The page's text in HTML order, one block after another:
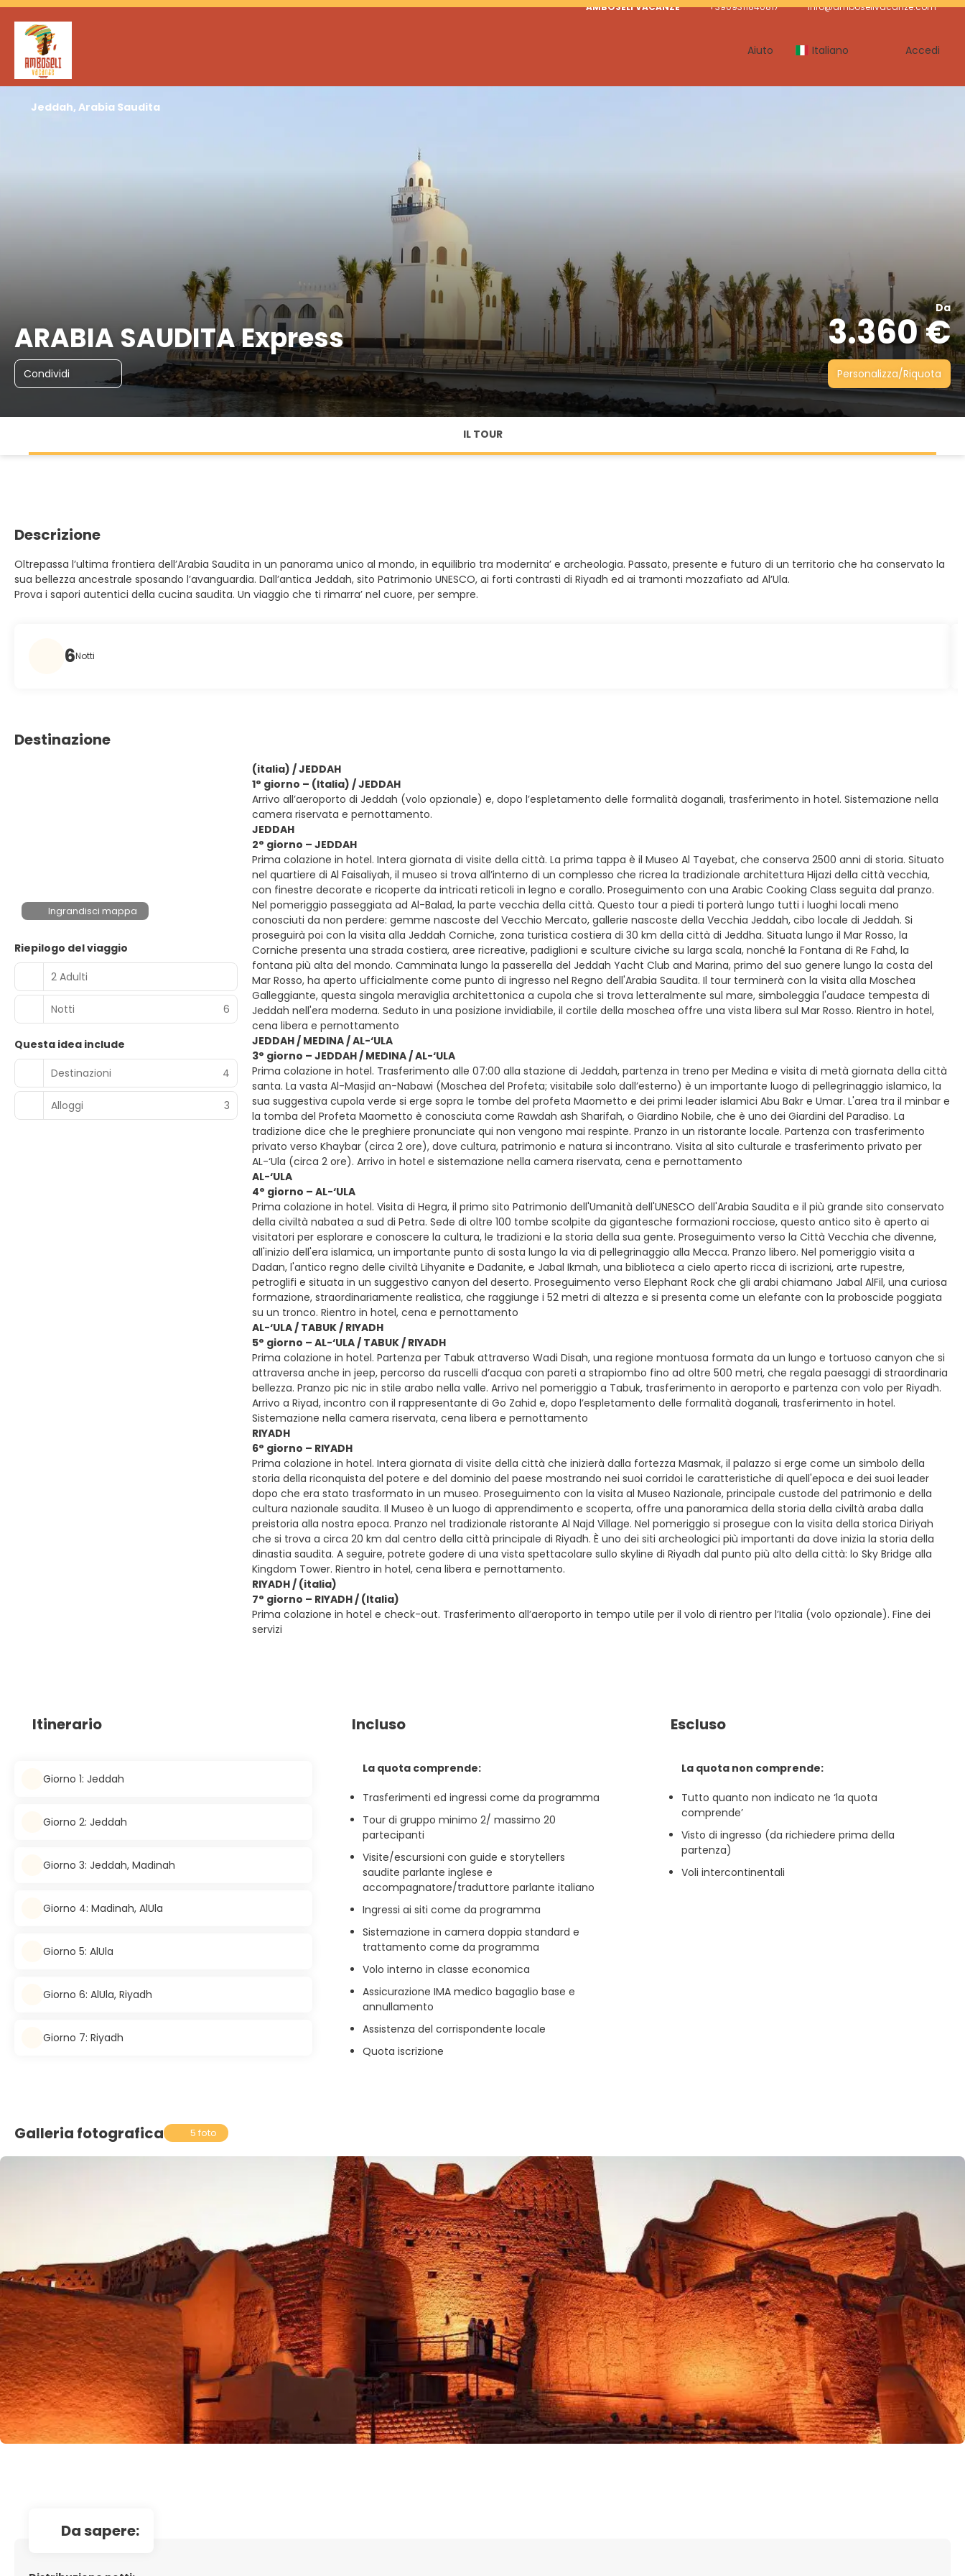
AMBOSELI VACANZE +3909311840817 info@amboselivacanze.com
Aiuto Italiano Accedi
ARABIA SAUDITA Express
Da
3.360 €
Condividi Personalizza/Riquota
Jeddah, Arabia Saudita
IL TOUR
Descrizione
Oltrepassa l’ultima frontiera dell’Arabia Saudita in un panorama unico al mondo, in equilibrio tra modernita’ e archeologia. Passato, presente e futuro di un territorio che ha conservato la
sua bellezza ancestrale sposando l’avanguardia. Dall’antica Jeddah, sito Patrimonio UNESCO, ai forti contrasti di Riyadh ed ai tramonti mozzafiato ad Al’Ula.
Prova i sapori autentici della cucina saudita. Un viaggio che ti rimarra’ nel cuore, per sempre.
6Notti
Destinazione
Ingrandisci mappa
Riepilogo del viaggio
2 Adulti
Notti 6
Questa idea include
Destinazioni
4
Alloggi 3
(italia) / JEDDAH
1° giorno – (Italia) / JEDDAH
Arrivo all’aeroporto di Jeddah (volo opzionale) e, dopo l’espletamento delle formalità doganali, trasferimento in hotel. Sistemazione nella
camera riservata e pernottamento.
JEDDAH
2° giorno – JEDDAH
Prima colazione in hotel. Intera giornata di visite della città. La prima tappa è il Museo Al Tayebat, che conserva 2500 anni di storia. Situato
nel quartiere di Al Faisaliyah, il museo si trova all’interno di un complesso che ricrea la tradizionale architettura Hijazi della città vecchia,
con finestre decorate e ricoperte da intricati reticoli in legno e corallo. Proseguimento con una Arabic Cooking Class seguita dal pranzo.
Nel pomeriggio passeggiata ad Al-Balad, la parte vecchia della città. Questo tour a piedi ti porterà lungo tutti i luoghi locali meno
conosciuti da non perdere: gemme nascoste del Vecchio Mercato, gallerie nascoste della Vecchia Jeddah, cibo locale di Jeddah. Si
proseguirà poi con la visita alla Jeddah Corniche, zona turistica costiera di 30 km della città di Jeddha. Situata lungo il Mar Rosso, la
Corniche presenta una strada costiera, aree ricreative, padiglioni e sculture civiche su larga scala, nonché la Fontana di Re Fahd, la
fontana più alta del mondo. Camminata lungo la passerella del Jeddah Yacht Club and Marina, primo del suo genere lungo la costa del
Mar Rosso, ha aperto ufficialmente come punto di ingresso nel Regno dell'Arabia Saudita. Il tour terminerà con la visita alla Moschea
Galleggiante, questa singola meraviglia architettonica a cupola che si trova letteralmente sul mare, simboleggia l'audace tempesta di
Jeddah nell'era moderna. Seduto in una posizione invidiabile, il cortile della moschea offre una vista libera sul Mar Rosso. Rientro in hotel,
cena libera e pernottamento
JEDDAH / MEDINA / AL-‘ULA
3° giorno – JEDDAH / MEDINA / AL-‘ULA
Prima colazione in hotel. Trasferimento alle 07:00 alla stazione di Jeddah, partenza in treno per Medina e visita di metà giornata della città
santa. La vasta Al-Masjid an-Nabawi (Moschea del Profeta; visitabile solo dall’esterno) è un importante luogo di pellegrinaggio islamico, la
sua suggestiva cupola verde si erge sopra le tombe del profeta Maometto e dei primi leader islamici Abu Bakr e Umar. L'area tra il minbar e
la tomba del Profeta Maometto è conosciuta come Rawdah ash Sharifah, o Giardino Nobile, che è uno dei Giardini del Paradiso. La
tradizione dice che le preghiere pronunciate qui non vengono mai respinte. Pranzo in un ristorante locale. Partenza con trasferimento
privato verso Khaybar (circa 2 ore), dove cultura, patrimonio e natura si incontrano. Visita al sito culturale e trasferimento privato per
AL-‘Ula (circa 2 ore). Arrivo in hotel e sistemazione nella camera riservata, cena e pernottamento
AL-‘ULA
4° giorno – AL-‘ULA
Prima colazione in hotel. Visita di Hegra, il primo sito Patrimonio dell'Umanità dell'UNESCO dell'Arabia Saudita e il più grande sito conservato
della civiltà nabatea a sud di Petra. Sede di oltre 100 tombe scolpite da gigantesche formazioni rocciose, questo antico sito è aperto ai
visitatori per esplorare e conoscere la cultura, le tradizioni e la storia della sua gente. Proseguimento verso la Città Vecchia che divenne,
all'inizio dell'era islamica, un importante punto di sosta lungo la via di pellegrinaggio alla Mecca. Pranzo libero. Nel pomeriggio visita a
Dadan, l'antico regno delle civiltà Lihyanite e Dadanite, e Jabal Ikmah, una biblioteca a cielo aperto ricca di iscrizioni, arte rupestre,
petroglifi e situata in un suggestivo canyon del deserto. Proseguimento verso Elephant Rock che gli arabi chiamano Jabal AlFil, una curiosa
formazione, straordinariamente realistica, che raggiunge i 52 metri di altezza e si presenta come un elefante con la proboscide poggiata
su un tronco. Rientro in hotel, cena e pernottamento
AL-‘ULA / TABUK / RIYADH
5° giorno – AL-‘ULA / TABUK / RIYADH
Prima colazione in hotel. Partenza per Tabuk attraverso Wadi Disah, una regione montuosa formata da un lungo e tortuoso canyon che si
attraversa anche in jeep, percorso da ruscelli d’acqua con pareti a strapiombo fino ad oltre 500 metri, che regala paesaggi di straordinaria
bellezza. Pranzo pic nic in stile arabo nella valle. Arrivo nel pomeriggio a Tabuk, trasferimento in aeroporto e partenza con volo per Riyadh.
Arrivo a Riyad, incontro con il rappresentante di Go Zahid e, dopo l’espletamento delle formalità doganali, trasferimento in hotel.
Sistemazione nella camera riservata, cena libera e pernottamento
RIYADH
6° giorno – RIYADH
Prima colazione in hotel. Intera giornata di visite della città che inizierà dalla fortezza Masmak, il palazzo si erge come un simbolo della
storia della riconquista del potere e del dominio del paese mostrando nei suoi corridoi le caratteristiche di quell'epoca e dei suoi leader
dopo che era stato trasformato in un museo. Proseguimento con la visita al Museo Nazionale, principale custode del patrimonio e della
cultura nazionale saudita. Il Museo è un luogo di apprendimento e scoperta, offre una panoramica della storia della civiltà araba dalla
preistoria alla nostra epoca. Pranzo nel tradizionale ristorante Al Najd Village. Nel pomeriggio si prosegue con la visita della storica Diriyah
che si trova a circa 20 km dal centro della città principale di Riyadh. È uno dei siti archeologici più importanti da dove inizia la storia della
dinastia saudita. A seguire, potrete godere di una vista spettacolare sullo skyline di Riyadh dal punto più alto della città: lo Sky Bridge alla
Kingdom Tower. Rientro in hotel, cena libera e pernottamento.
RIYADH / (italia)
7° giorno – RIYADH / (Italia)
Prima colazione in hotel e check-out. Trasferimento all’aeroporto in tempo utile per il volo di rientro per l’Italia (volo opzionale). Fine dei
servizi
Itinerario
Giorno 1: Jeddah
Giorno 2: Jeddah
Giorno 3: Jeddah, Madinah
Giorno 4: Madinah, AlUla
Giorno 5: AlUla
Giorno 6: AlUla, Riyadh
Giorno 7: Riyadh
Incluso
La quota comprende:
Trasferimenti ed ingressi come da programma
Tour di gruppo minimo 2/ massimo 20
partecipanti
Visite/escursioni con guide e storytellers
saudite parlante inglese e
accompagnatore/traduttore parlante italiano
Ingressi ai siti come da programma
Sistemazione in camera doppia standard e
trattamento come da programma
Volo interno in classe economica
Assicurazione IMA medico bagaglio base e
annullamento
Assistenza del corrispondente locale
Quota iscrizione
Escluso
La quota non comprende:
Tutto quanto non indicato ne ‘la quota
comprende’
Visto di ingresso (da richiedere prima della
partenza)
Voli intercontinentali
Galleria fotografica 5 foto
da sapere: